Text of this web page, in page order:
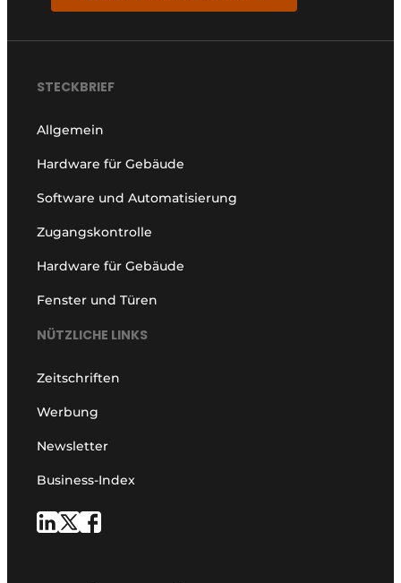
STECKBRIEF
Allgemein
Hardware für Gebäude
Software und Automatisierung
Zugangskontrolle
Hardware für Gebäude
Fenster und Türen
NÜTZLICHE LINKS
Zeitschriften
Werbung
Newsletter
Business-Index